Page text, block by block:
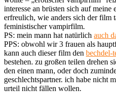
interesse an brüsten sich auf meine
erfreulich, wie anders sich der film
feministischer vampirfilm.
PS: mein mann hat natürlich auch
PPS: obwohl wir 3 frauen als
kann auch dieser film den bechdel-
bestehen. zu großen teilen drehen
den einen mann, oder doch
geschlechtspartner. ich habe nicht
urteil nicht fällen wollen.